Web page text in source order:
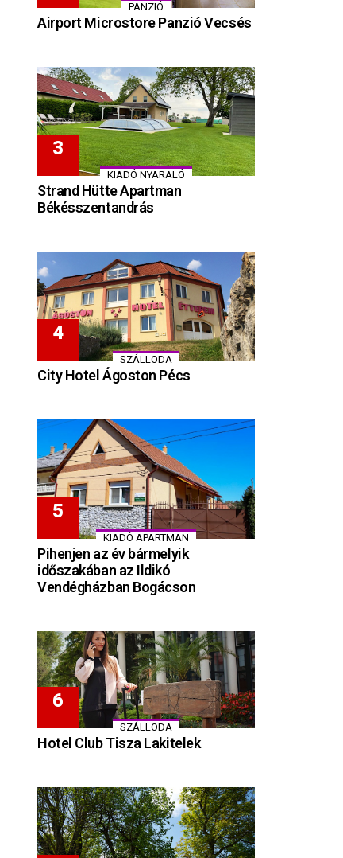
PANZIÓ
Airport Microstore Panzió Vecsés
KIADÓ NYARALÓ
Strand Hütte Apartman
Békésszentandrás
SZÁLLODA
City Hotel Ágoston Pécs
KIADÓ APARTMAN
Pihenjen az év bármelyik
időszakában az Ildikó
Vendégházban Bogácson
SZÁLLODA
Hotel Club Tisza Lakitelek